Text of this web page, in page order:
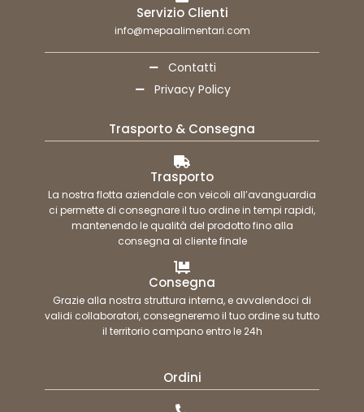
Servizio Clienti
info@mepaalimentari.com
Contatti
Privacy Policy
Trasporto & Consegna
Trasporto
La nostra flotta aziendale con veicoli all’avanguardia
ci permette di consegnare il tuo ordine in tempi rapidi,
mantenendo le qualità del prodotto fino alla
consegna al cliente finale
Consegna
Grazie alla nostra struttura interna, e avvalendoci di
validi collaboratori, consegneremo il tuo ordine su tutto
il territorio campano entro le 24h
Ordini